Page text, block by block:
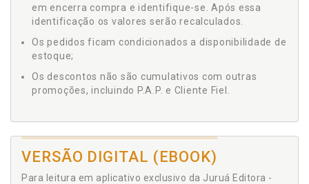
em encerra compra e identifique-se. Após essa
identificação os valores serão recalculados.
Os pedidos ficam condicionados a disponibilidade de
estoque;
Os descontos não são cumulativos com outras
promoções, incluindo P.A.P. e Cliente Fiel.
VERSÃO DIGITAL (EBOOK)
Para leitura em aplicativo exclusivo da Juruá Editora -